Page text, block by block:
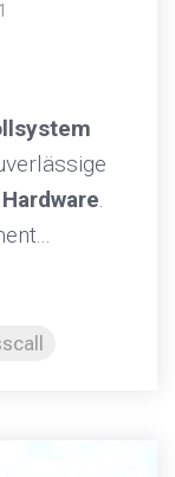
Hardware.